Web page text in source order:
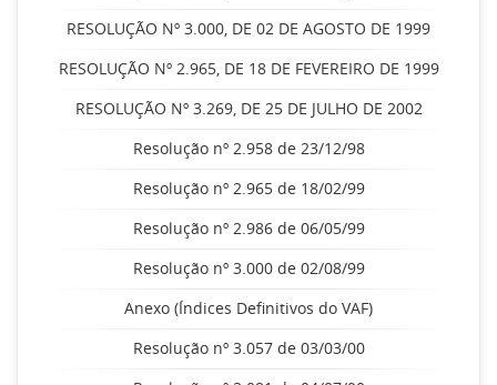
RESOLUÇÃO Nº 3.000, DE 02 DE AGOSTO DE 1999
RESOLUÇÃO Nº 2.965, DE 18 DE FEVEREIRO DE 1999
RESOLUÇÃO Nº 3.269, DE 25 DE JULHO DE 2002
Resolução nº 2.958 de 23/12/98
Resolução nº 2.965 de 18/02/99
Resolução nº 2.986 de 06/05/99
Resolução nº 3.000 de 02/08/99
Anexo (Índices Definitivos do VAF)
Resolução nº 3.057 de 03/03/00